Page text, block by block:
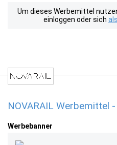
Um dieses Werbemittel
einloggen oder sich
NOVARAIL Werbemittel
Werbebanner